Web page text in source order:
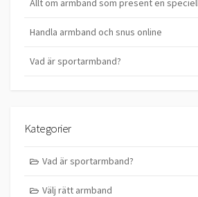
Allt om armband som present en
Handla armband och snus online
Vad är sportarmband?
Kategorier
Vad är sportarmband?
Välj rätt armband